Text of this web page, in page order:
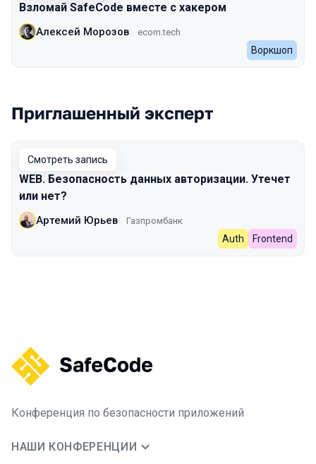
Взломай SafeCode вместе с хакером
Алексей Морозов ecom.tech
Воркшоп
Приглашенный эксперт
Смотреть запись
WEB. Безопасность данных авторизации. Утечет
или нет?
Артемий Юрьев Газпромбанк
Auth Frontend
Конференция по безопасности приложений
НАШИ КОНФЕРЕНЦИИ